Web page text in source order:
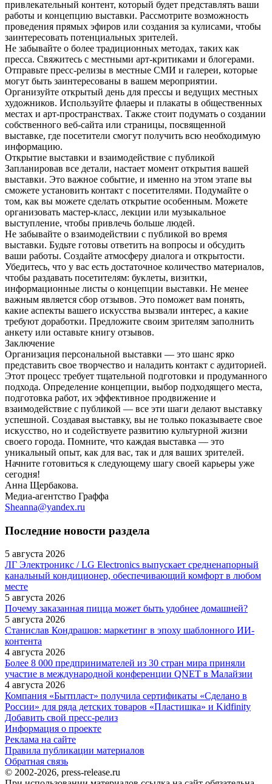
привлекательный контент, который будет представлять ваши
работы и концепцию выставки. Рассмотрите возможность
проведения прямых эфиров или создания за кулисами, чтобы
заинтересовать потенциальных зрителей.
Не забывайте о более традиционных методах, таких как
пресса. Свяжитесь с местными арт-критиками и блогерами.
Отправьте пресс-релизы в местные СМИ и галереи, которые
могут быть заинтересованы в вашем мероприятии.
Организуйте открытый день для прессы и ведущих местных
художников. Используйте флаеры и плакаты в общественных
местах и арт-пространствах. Также стоит подумать о создании
собственного веб-сайта или страницы, посвященной
выставке, где посетители смогут получить всю необходимую
информацию.
Открытие выставки и взаимодействие с публикой
Запланировав все детали, настает момент открытия вашей
выставки. Это важное событие, и именно на этом этапе вы
сможете установить контакт с посетителями. Подумайте о
том, как вы можете сделать открытие особенным. Можете
организовать мастер-класс, лекции или музыкальное
выступление, чтобы привлечь больше людей.
Не забывайте о взаимодействии с публикой во время
выставки. Будьте готовы ответить на вопросы и обсудить
ваши работы. Создайте атмосферу диалога и открытости.
Убедитесь, что у вас есть достаточное количество материалов,
чтобы раздавать посетителям: буклеты, визитки,
информационные листы о концепции выставки. Не менее
важным является сбор отзывов. Это поможет вам понять,
какие аспекты вашего искусства вызвали интерес, а какие
требуют доработки. Предложите своим зрителям заполнить
анкету или оставьте книгу отзывов.
Заключение
Организация персональной выставки — это шанс ярко
представить свое творчество и наладить контакт с аудиторией.
Этот процесс требует тщательной подготовки и продуманного
подхода. Определение концепции, выбор подходящего места,
подготовка работ, их эффективное продвижение и
взаимодействие с публикой — все эти шаги делают выставку
успешной. Создавая выставку, вы не только показываете свое
искусство, но и содействуете развитию культурной жизни
своего города. Помните, что каждая выставка — это
уникальный опыт, как для вас, так и для ваших зрителей.
Начните готовиться к следующему шагу своей карьеры уже
сегодня!
Анна Щербакова.
Медиа-агентство Граффа
Sheanna@yandex.ru
Последние новости раздела
5 августа 2026
ЛГ Электроникс / LG Electronics выпускает средненапорный
канальный кондиционер, обеспечивающий комфорт в любом
месте
5 августа 2026
Почему заказанная пицца может быть удобнее домашней?
5 августа 2026
Станислав Кондрашов: маркетинг в эпоху шаблонного ИИ-
контента
4 августа 2026
Более 8 000 предпринимателей из 30 стран мира приняли
участие в международной конференции QNET в Малайзии
4 августа 2026
Компания «Бытпласт» получила сертификаты «Сделано в
России» для ряда детских товаров «Пластишка» и Kidfinity
Добавить свой пресс-релиз
Информация о проекте
Реклама на сайте
Правила публикации материалов
Обратная связь
© 2002-2026, press-release.ru